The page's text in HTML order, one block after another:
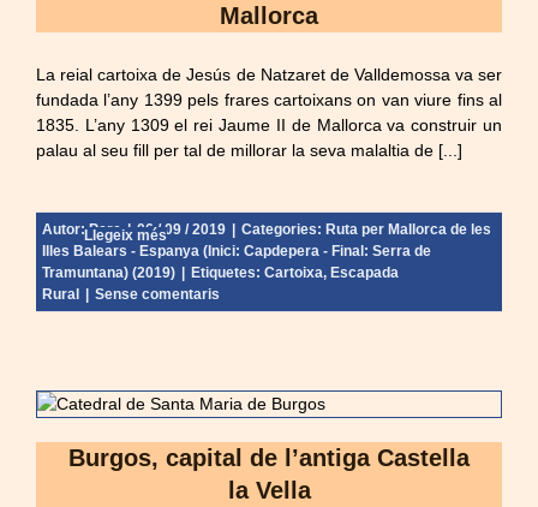
Mallorca
La reial cartoixa de Jesús de Natzaret de Valldemossa va ser
fundada l’any 1399 pels frares cartoixans on van viure fins al
1835. L’any 1309 el rei Jaume II de Mallorca va construir un
palau al seu fill per tal de millorar la seva malaltia de [...]
Autor:Pere | 06 / 09 / 2019 Categories: Ruta per Mallorca de les
Illes Balears - Espanya (Inici: Capdepera - Final: Serra de
Tramuntana) (2019)
Etiquetes: Cartoixa, Escapada
Rural
Sense comentaris
Llegeix més
Burgos, capital de l’antiga Castella
la Vella